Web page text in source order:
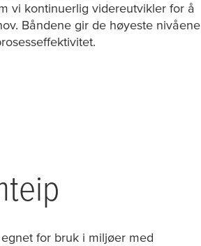
vi kontinuerlig videreutvikler for å
Båndene gir de høyeste nivåene
for bruk i miljøer med